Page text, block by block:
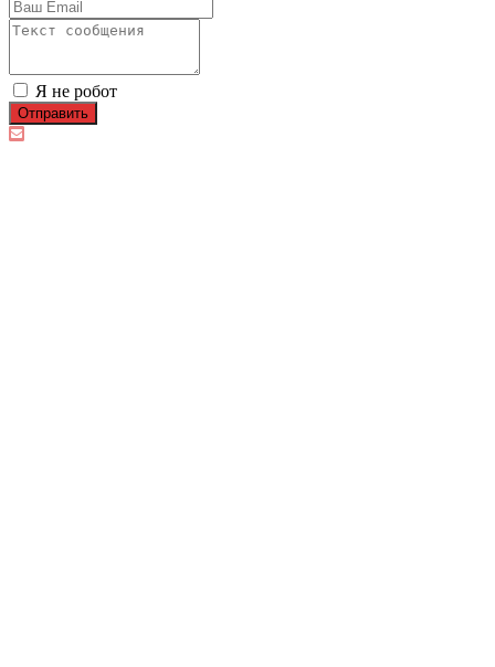
Я не робот
Отправить